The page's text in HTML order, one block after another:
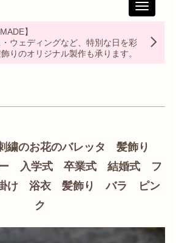
Toggle
】
ウェディングなど、特別な日を彩
りのオリジナル製作も承ります。
繍のお花のバレッタ 髪飾り
入学式 卒業式 結婚式 フ
け 浴衣 髪飾り バラ ピン
ク